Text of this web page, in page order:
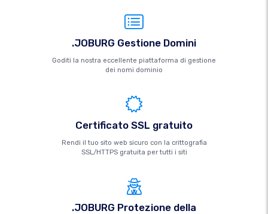
.JOBURG Gestione Domini
Goditi la nostra eccellente piattaforma di gestione
dei nomi dominio
Certificato SSL gratuito
Rendi il tuo sito web sicuro con la crittografia
SSL/HTTPS gratuita per tutti i siti
.JOBURG Protezione della